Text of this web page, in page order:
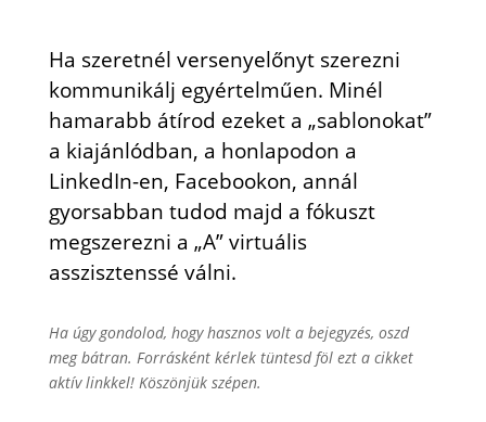
Ha szeretnél versenyelőnyt szerezni
kommunikálj egyértelműen. Minél
hamarabb átírod ezeket a „sablonokat”
a kiajánlódban, a honlapodon a
LinkedIn-en, Facebookon, annál
gyorsabban tudod majd a fókuszt
megszerezni a „A” virtuális
asszisztenssé válni.
Ha úgy gondolod, hogy hasznos volt a bejegyzés, oszd
meg bátran. Forrásként kérlek tüntesd föl ezt a cikket
aktív linkkel! Köszönjük szépen.